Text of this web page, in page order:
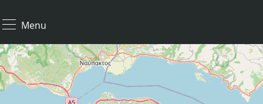
Menu